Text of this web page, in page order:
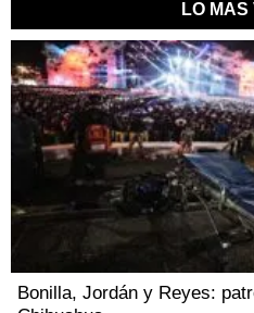
LO MAS
Bonilla, Jordán y Reyes: